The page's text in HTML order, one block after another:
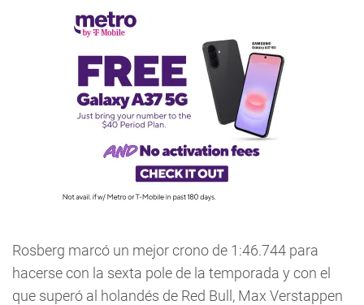
Rosberg marcó un mejor crono de 1:46.744 para
hacerse con la sexta pole de la temporada y con el
que superó al holandés de Red Bull, Max Verstappen